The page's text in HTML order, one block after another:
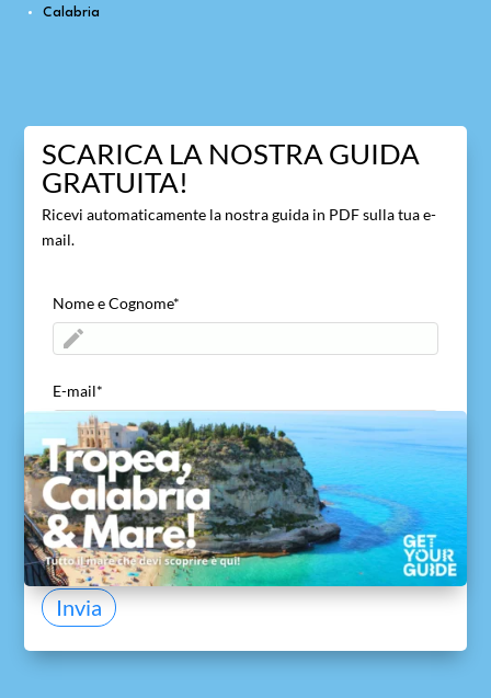
Calabria
SCARICA LA NOSTRA GUIDA
GRATUITA!
Ricevi automaticamente la nostra guida in PDF sulla tua e-
mail.
Nome e Cognome*
E-mail*
ACCETTO di inviare il mio nome ed e-mail
Acconsento a viaggivacanzecalabria.com alla
ricezione del mio nome ed e-mail per consentire di
ricontattarmi e di inviare la guida gratuita.
Invia